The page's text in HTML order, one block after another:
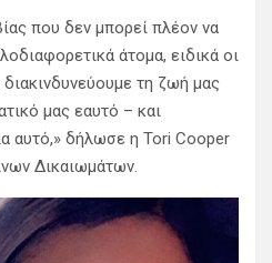
που δεν μπορεί πλέον να
άτομα, ειδικά οι
τη ζωή μας
μας εαυτό – και
αυτό,» δήλωσε η Tori Cooper
Δικαιωμάτων.